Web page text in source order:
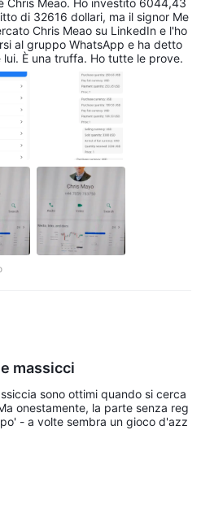
Chris Meao. Ho investito 6044,43
di 32616 dollari, ma il signor Me
Chris Meao su LinkedIn e l'ho
al gruppo WhatsApp e ha detto
È una truffa. Ho tutte le prove.
massicci
sono ottimi quando si cerca
onestamente, la parte senza reg
- a volte sembra un gioco d'azz